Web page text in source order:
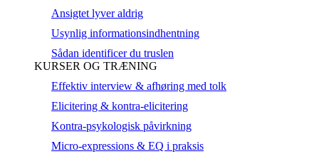
Ansigtet lyver aldrig
Usynlig informationsindhentning
Sådan identificer du truslen
KURSER OG TRÆNING
Effektiv interview & afhøring med tolk
Elicitering & kontra-elicitering
Kontra-psykologisk påvirkning
Micro-expressions & EQ i praksis